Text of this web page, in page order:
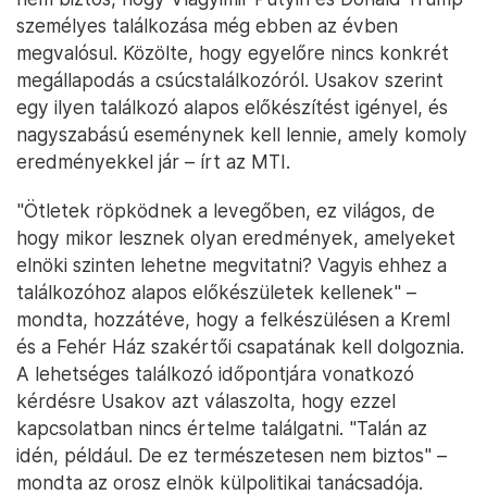
személyes találkozása még ebben az évben
megvalósul. Közölte, hogy egyelőre nincs konkrét
megállapodás a csúcstalálkozóról. Usakov szerint
egy ilyen találkozó alapos előkészítést igényel, és
nagyszabású eseménynek kell lennie, amely komoly
eredményekkel jár – írt az MTI.
"Ötletek röpködnek a levegőben, ez világos, de
hogy mikor lesznek olyan eredmények, amelyeket
elnöki szinten lehetne megvitatni? Vagyis ehhez a
találkozóhoz alapos előkészületek kellenek" –
mondta, hozzátéve, hogy a felkészülésen a Kreml
és a Fehér Ház szakértői csapatának kell dolgoznia.
A lehetséges találkozó időpontjára vonatkozó
kérdésre Usakov azt válaszolta, hogy ezzel
kapcsolatban nincs értelme találgatni. "Talán az
idén, például. De ez természetesen nem biztos" –
mondta az orosz elnök külpolitikai tanácsadója.